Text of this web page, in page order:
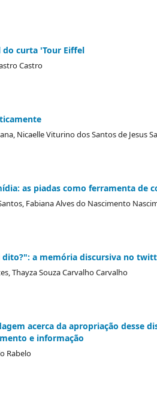
do curta 'Tour Eiffel
Castro
Nicaelle Viturino dos Santos de Jesus
as piadas como ferramenta de
Fabiana Alves do Nascimento
dito?": a memória discursiva no
Thayza Souza Carvalho Carvalho
acerca da apropriação desse
e informação
Rabelo